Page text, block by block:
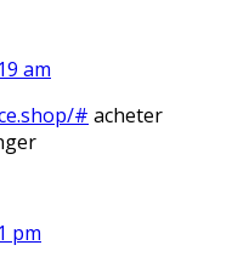
am
# acheter
pm